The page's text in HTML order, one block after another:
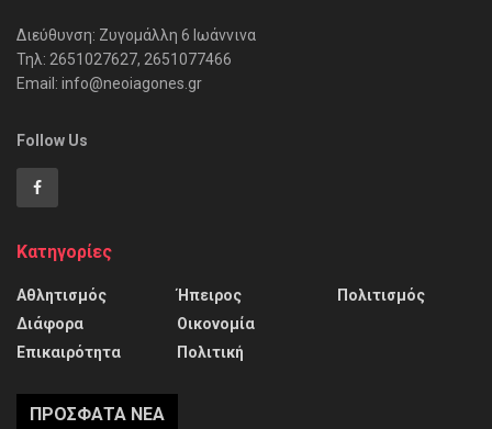
Διεύθυνση: Ζυγομάλλη 6 Ιωάννινα
Τηλ: 2651027627, 2651077466
Email: info@neoiagones.gr
Follow Us
Κατηγορίες
Αθλητισμός
Διάφορα
Επικαιρότητα
Ήπειρος
Οικονομία
Πολιτική
Πολιτισμός
ΠΡΌΣΦΑΤΑ ΝΈΑ